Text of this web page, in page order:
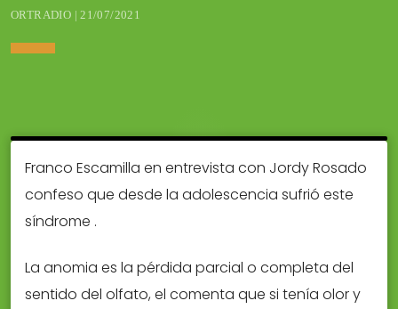
ORTRADIO | 21/07/2021
Franco Escamilla en entrevista con Jordy Rosado
confeso que desde la adolescencia sufrió este
síndrome .
La anomia es la pérdida parcial o completa del
sentido del olfato, el comenta que si tenía olor y